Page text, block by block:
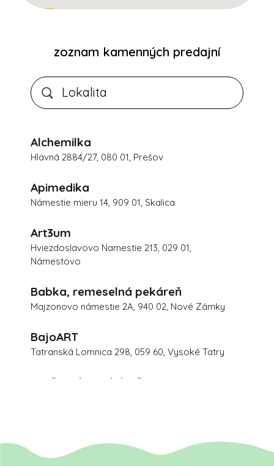
zoznam kamenných predajní
Alchemilka
Hlavná 2884/27, 080 01, Prešov
Apimedika
Námestie mieru 14, 909 01, Skalica
Art3um
Hviezdoslavovo Namestie 213, 029 01,
Námestovo
Babka, remeselná pekáreň
Majzonovo námestie 2A, 940 02, Nové Zámky
BajoART
Tatranská Lomnica 298, 059 60, Vysoké Tatry
Barčianska pekáreň
Starohájska 1, 917 01, Trnava